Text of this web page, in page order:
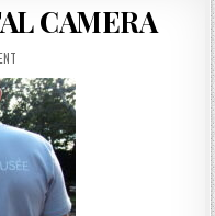
CAMERA
ON
OLYMPUS
DIGITAL
CAMERA